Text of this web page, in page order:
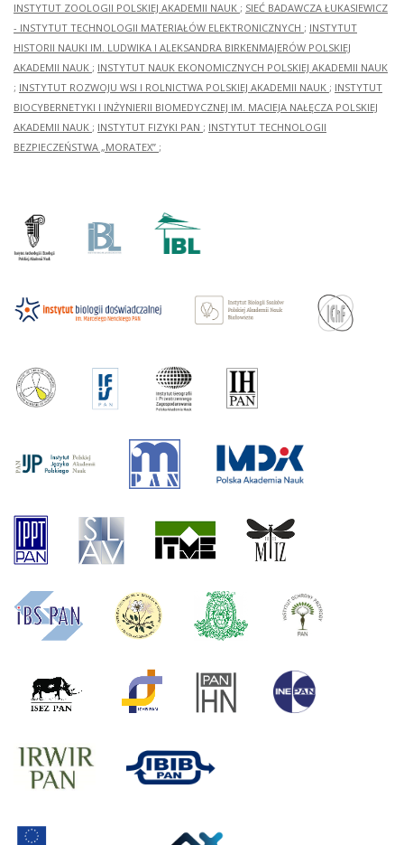
INSTYTUT ZOOLOGII POLSKIEJ AKADEMII NAUK ; SIEĆ BADAWCZA ŁUKASIEWICZ
- INSTYTUT TECHNOLOGII MATERIAŁÓW ELEKTRONICZNYCH ; INSTYTUT
HISTORII NAUKI IM. LUDWIKA I ALEKSANDRA BIRKENMAJERÓW POLSKIEJ
AKADEMII NAUK ; INSTYTUT NAUK EKONOMICZNYCH POLSKIEJ AKADEMII NAUK
; INSTYTUT ROZWOJU WSI I ROLNICTWA POLSKIEJ AKADEMII NAUK ; INSTYTUT
BIOCYBERNETYKI I INŻYNIERII BIOMEDYCZNEJ IM. MACIEJA NAŁĘCZA POLSKIEJ
AKADEMII NAUK ; INSTYTUT FIZYKI PAN ; INSTYTUT TECHNOLOGII
BEZPIECZEŃSTWA „MORATEX” ;